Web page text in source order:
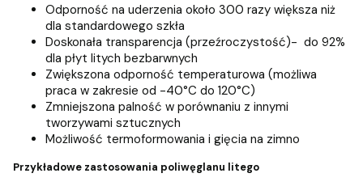
Odporność na uderzenia około 300 razy większa niż
dla standardowego szkła
Doskonała transparencja (przeźroczystość)- do 92%
dla płyt litych bezbarwnych
Zwiększona odporność temperaturowa (możliwa
praca w zakresie od -40°C do 120°C)
Zmniejszona palność w porównaniu z innymi
tworzywami sztucznych
Możliwość termoformowania i gięcia na zimno
Przykładowe zastosowania poliwęglanu litego